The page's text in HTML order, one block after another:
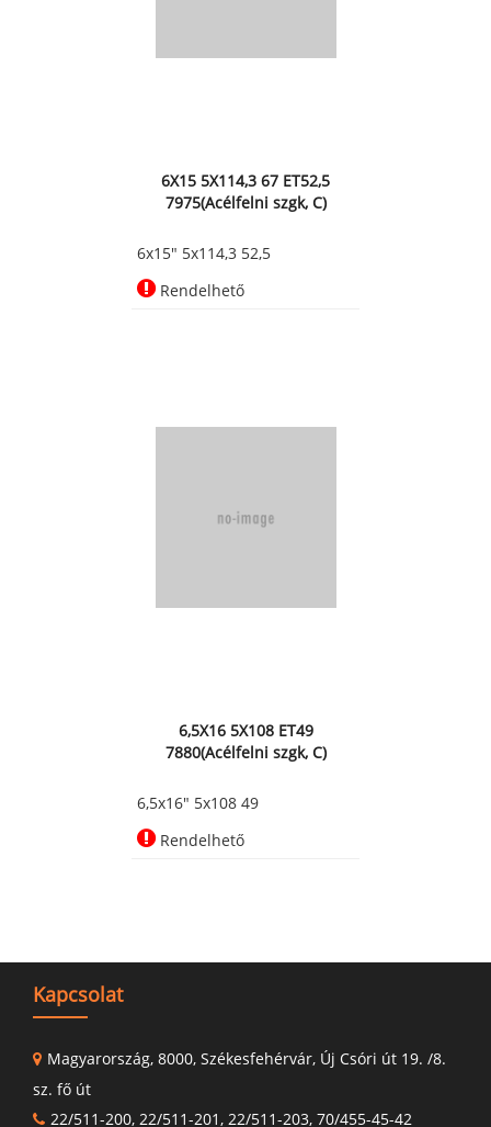
6X15 5X114,3 67 ET52,5
7975(Acélfelni szgk, C)
6x15" 5x114,3 52,5
Rendelhető
6,5X16 5X108 ET49
7880(Acélfelni szgk, C)
6,5x16" 5x108 49
Rendelhető
Kapcsolat
Magyarország, 8000, Székesfehérvár, Új Csóri út 19. /8.
sz. fő út
22/511-200, 22/511-201, 22/511-203, 70/455-45-42